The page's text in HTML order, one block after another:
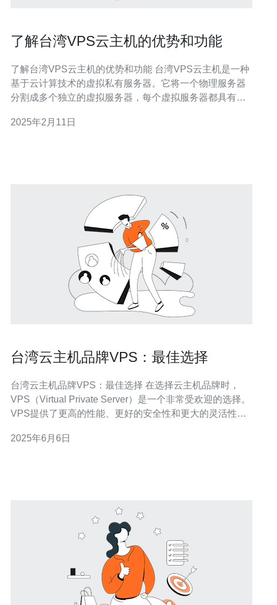
了解台湾VPS云主机的优势和功能
了解台湾VPS云主机的优势和功能 台湾VPS云主机是一种
基于云计算技术的虚拟私有服务器。它将一个物理服务器
分割成多个独立的虚拟服务器，每个虚拟服务器都具有自
以下几个优势： 弹性扩展：可以根据实际需求随时增加或
2025年2月11日
台湾云主机品牌VPS：最佳选择
台湾云主机品牌VPS：最佳选择 在选择云主机品牌时，
VPS（Virtual Private Server）是一个非常受欢迎的选择。
VPS提供了更高的性能、更好的安全性和更大的灵活性，
云主机品牌VPS在市场上拥有良好的口碑，其优势主要体
2025年6月6日